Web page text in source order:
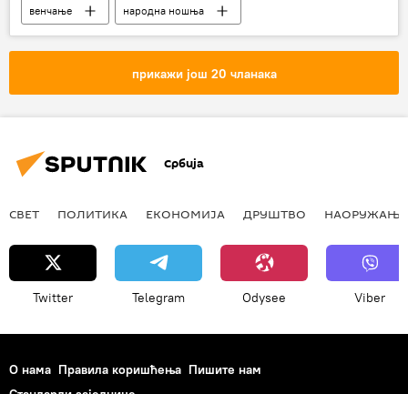
венчање
народна ношња
црногорац
Друштво
Богородица Љевишка
прикажи још 20 чланака
Србија
СВЕТ ПОЛИТИКА ЕКОНОМИЈА ДРУШТВО НАОРУЖАЊЕ
Twitter Telegram Odysee Viber
О нама Правила коришћења Пишите нам